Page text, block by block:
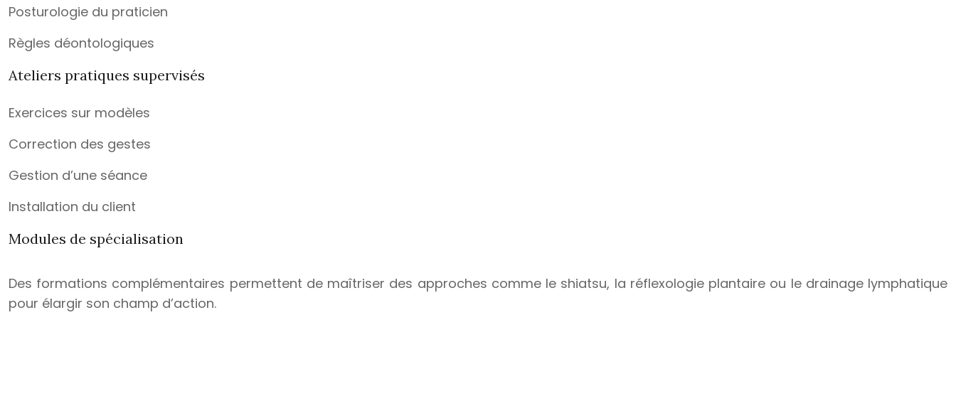
Posturologie du praticien
Règles déontologiques
Ateliers pratiques supervisés
Exercices sur modèles
Correction des gestes
Gestion d’une séance
Installation du client
Modules de spécialisation
Des formations complémentaires permettent de maîtriser des approches comme le shiatsu, la réflexologie plantaire ou le drainage lymphatique
pour élargir son champ d’action.